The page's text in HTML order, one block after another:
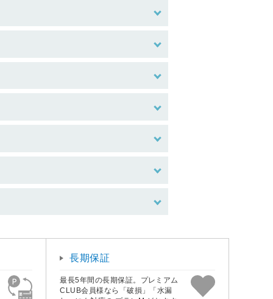
長期保証
最長5年間の長期保証。プレミアム
CLUB会員様なら「破損」「水漏